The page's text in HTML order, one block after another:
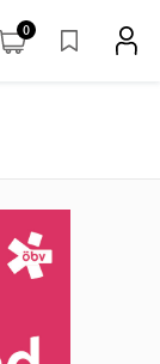
0